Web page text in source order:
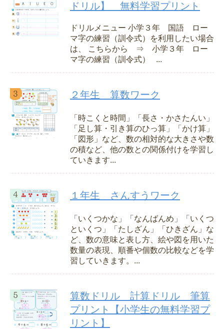
ドリル】 無料学習プリント
ドリルメニュー 小学３年 国語 ロー
マ字の練習（訓令式）を利用したい場合
は、 こちらから ⇒ 小学３年 ロー
マ字の練習（訓令式） ...
２年生 算数ワーク
「時こくと時間」「長さ・かさたんい」
「足し算・引き算のひっ算」「かけ算」
「図形」など、数の相対的な大きさや数
の積など、他の数との関係付けを学習し
ていきます...
１年生 さんすうワーク
「いくつかな」「なんばんめ」「いくつ
といくつ」「たしざん」「ひきざん」な
ど、数の意味と表し方、絵や図を用いた
数量の表現、順番や個数の比較などを学
習していきます。...
算数ドリル 計算ドリル 筆算
プリント【小学生の無料学習プ
リント】